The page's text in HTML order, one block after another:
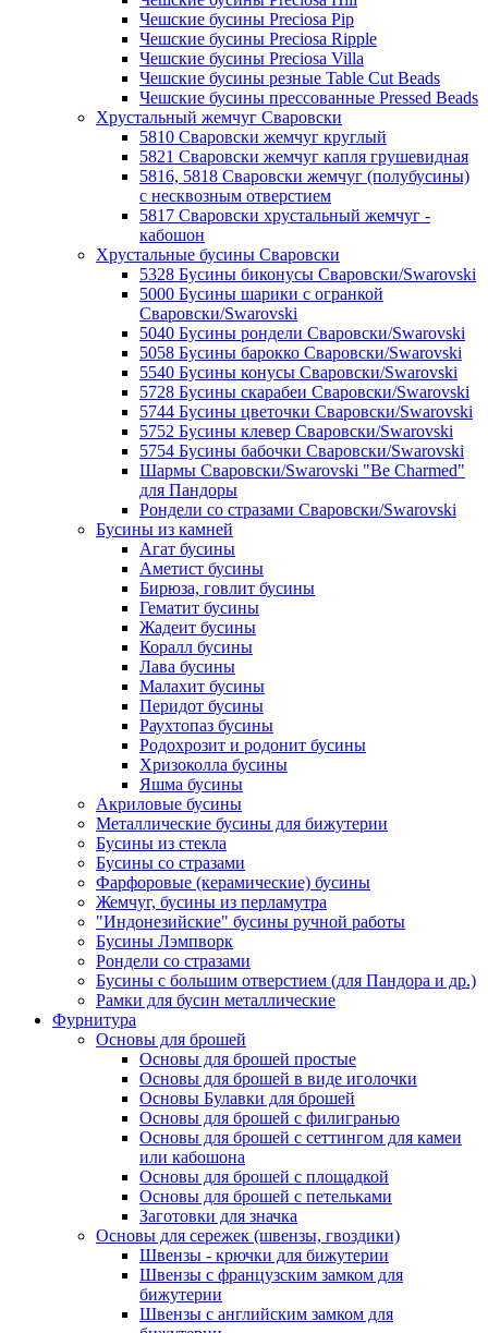
Чешские бусины Preciosa Pip
Чешские бусины Preciosa Ripple
Чешские бусины Preciosa Villa
Чешские бусины резные Table Cut Beads
Чешские бусины прессованные Pressed Beads
Хрустальный жемчуг Сваровски
5810 Сваровски жемчуг круглый
5821 Сваровски жемчуг капля грушевидная
5816, 5818 Сваровски жемчуг (полубусины)
с несквозным отверстием
5817 Сваровски хрустальный жемчуг -
кабошон
Хрустальные бусины Сваровски
5328 Бусины биконусы Сваровски/Swarovski
5000 Бусины шарики с огранкой
Сваровски/Swarovski
5040 Бусины рондели Сваровски/Swarovski
5058 Бусины барокко Сваровски/Swarovski
5540 Бусины конусы Сваровски/Swarovski
5728 Бусины скарабеи Сваровски/Swarovski
5744 Бусины цветочки Сваровски/Swarovski
5752 Бусины клевер Сваровски/Swarovski
5754 Бусины бабочки Сваровски/Swarovski
Шармы Сваровски/Swarovski "Be Charmed"
для Пандоры
Рондели со стразами Сваровски/Swarovski
Бусины из камней
Агат бусины
Аметист бусины
Бирюза, говлит бусины
Гематит бусины
Жадеит бусины
Коралл бусины
Лава бусины
Малахит бусины
Перидот бусины
Раухтопаз бусины
Родохрозит и родонит бусины
Хризоколла бусины
Яшма бусины
Акриловые бусины
Металлические бусины для бижутерии
Бусины из стекла
Бусины со стразами
Фарфоровые (керамические) бусины
Жемчуг, бусины из перламутра
"Индонезийские" бусины ручной работы
Бусины Лэмпворк
Рондели со стразами
Бусины с большим отверстием (для Пандора и др.)
Рамки для бусин металлические
Фурнитура
Основы для брошей
Основы для брошей простые
Основы для брошей в виде иголочки
Основы Булавки для брошей
Основы для брошей с филигранью
Основы для брошей с сеттингом для камеи
или кабошона
Основы для брошей с площадкой
Основы для брошей с петельками
Заготовки для значка
Основы для сережек (швензы, гвоздики)
Швензы - крючки для бижутерии
Швензы с французским замком для
бижутерии
Швензы с английским замком для